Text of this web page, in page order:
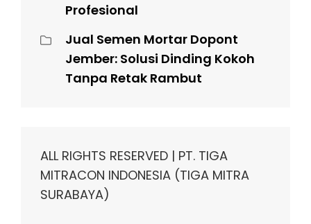
Profesional
Jual Semen Mortar Dopont
Jember: Solusi Dinding Kokoh
Tanpa Retak Rambut
ALL RIGHTS RESERVED | PT. TIGA
MITRACON INDONESIA (TIGA MITRA
SURABAYA)